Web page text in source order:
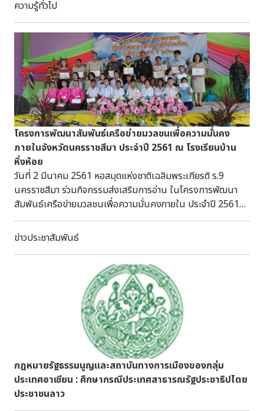
โบราณคดี พระพุทธรูปสำคัญของวัดคือ หลวงพ่อโต พระพุทธรูป
ลงรักปิดทอง ปางมารวิชัย สมัยกรุงศรีอยุธยา พระพุทธ
ไสยาสน์ (หลวงพ่อเพชร) นอกจากนี้ยังมีโกศบรรจุอัฐิหลวงพ่อ
พญากราย ซึ่งเป็นพระมอญธุดงค์มาจำพรรษา ที่วัดสิงห์ บนกุฏิ
ของวัดมีพิพิธภัณฑ์ เก็บรักษาของเก่า ได้แก่ ตุ่มสามโคก แท่น
บรรทมของพระบาทสมเด็จ พระพุทธเลิศหล้านภาลัย เมื่อครั้ง
เสด็จประพาสเมืองสามโคก ใบลานอักษรมอญ ตู้พระธรรม และ
พระพุทธรูป ด้านหน้าวัดสิงห์มีการขุดค้นพบโบราณสถานเตาโอ่ง
อ่าง ซึ่งถือ เป็นหลักฐานของการตั้งชุมชนมอญในสมัยแรกใน
บริเวณนี้นับแต่สมัยกรุงศรีอยุธยา กรมศิลปากรได้ประกาศขึ้น
ทะเบียนและกำหนดขอบเขตโบราณสถาน ประกาศในราชกิจจานุ
เบกษา เมื่อวันที่ ๑ กันยายน พ.ศ. ๒๕๓๕ เล่มที่ ๑๐๙ ตอนที่ ๑๐๙
๒. กรมศิลปากร สำนักศิลปากรที่ ๒ สุพรรณบุรี ได้รับการจัดสรร
งบประมาณโครงการฟื้นฟูบูรณะโบราณสถานที่ประสบอุทกภัย
โครงการบูรณะโบราณสถานวัดสิงห์ จำนวน ๑๒,๐๒๐,๐๐๐ บาท
โดยแบ่งเป็น ๒ โครงการ - โครงการงานบูรณะโบราณสถาน
จำนวนเงิน ๔,๔๕๐,๐๐๐ บาท - โครงการงานปรับยกระดับ (ปรับ
กันต์กนิษฐ์ ก่อสร้าง จำกัด เป็นผู้ดำเนินงาน ตามสัญญาจ้างเลข
ที่ ๑๒/๒๕๕๕ เริ่มสัญญาวันที่ ๑๘ กุมภาพันธ์ ๒๕๕๕ สิ้นสุดวันที่ ๑๕
สิงหาคม ๒๕๕๕ โดยมีนายเฉลิมศักดิ์ ทองมา นายช่างโยธาชำนาญ
งาน สำนักศิลปากรที่ ๒ สุพรรณบุรี เป็นผู้ควบคุมงาน ๓. เมื่อ
วันที่ ๒๙ พฤษภาคม ๒๕๕๕ เวลา ๒๑.๓๐ น. นายเฉลิมศักดิ์ ทองมา
ได้รับแจ้งจากตัวแทนบริษัทกันต์กนิษฐ์ ก่อสร้าง จำกัด ในเวลา
ประมาณ ๑๖.๓๐ น. ขณะที่คนงานอยู่ในช่วงพัก ไม่มีใครอยู่ภายใน
บริเวณอาคารกุฏิโบราณ ได้ยินเสียงพร้อมทั้งปูนฉาบของตัว
อาคารกะเทาะหลุดร่วงลงมา แล้วมุมอาคารด้านทิศตะวันออกเฉียง
ใต้ เกิดการทรุดตัวลง ทำให้กระเบื้องหลังคาและโครงสร้างหลังคา
เก็บรักษา พิพิธภัณฑสถานแห่งชาติ ถลาง “ครกบด” แป้ง เป็น
ส่วนประกอบหลักของอาหารไทยทั้งคาวหวานหลายชนิด เช่น
ขนมจีน ลอดช่อง และบัวลอย เป็นต้น ในอดีตไม่มีแป้งสำเร็จรูป
ขายหากต้องการใช้แป้งจะต้อง โม่เอง อุปกรณ์ที่ใช้โม่แป้งเรียกว่า
“ครกบด” ครกบดทำมาจากหินหรือซีเมนต์ มีหลายขนาดทั้งเล็ก
และใหญ่ ครกบดประกอบด้วย ๒ ส่วน คือ ตัวครกและฝาครก“ตัว
ครก” อยู่ด้านล่าง ขอบยกสูงและมีแอ่งล้อมรอบ ตรงกลางเรียกว่า
“ฟันครก” มีหน้าตัดเซาะเป็นร่อง กึ่งกลางตัวครกเป็นรูสำหรับใส่
เดือยยึดฝาครก “ฝาครก” ด้านล่างตรงกลางมีรูสำหรับสวมเดือย
หน้าตัดเซาะร่องเป็นฟันครก ด้านบนมีรูใช้ใส่ข้าวสารที่จะโม่ ด้าน
ข้างมีช่องสี่เหลี่ยมใช้ใส่มือครก ครกขนาดเล็กมีมือครก ๑ มือ
เรียก “ครกมือเดียว” ครกขนาดใหญ่มี ๒ มือ เรียก “ครกสองมือ”
วิธีการใช้ครกบด ต้องนำข้าวสารมาแช่น้ำให้พอง แล้วจึงค่อยๆ
หยอดข้าวสารลงรูซึ่งอยู่ที่ปากครกและหมุดครก ข้าวสารที่ถูกบด
ต้องหยอดน้ำช่วย แต่ถ้ามีน้ำมากกว่าข้าวแป้งก็จะเหลว และฟันครก
จะเสียดสีกันทำให้ทรายหรือซีเมนต์หลุดติดมากับแป้งได้ เมื่อใช้
ครกบดเสร็จแล้วจะต้องล้างให้สะอาดไม่ให้มีเศษแป้งติดอยู่ หากมี
แป้งติดอยู่จะทำให้ครกบูดเน่าได้ “ครกบด” เป็นของใช้คู่ครัวไทย
ในอดีตซึ่งใช้ในทุกภูมิภาค ในภาคใต้แถบจังหวัดพังงา เรียกว่า
“ครกสีหิน” ในปัจจุบันคนเลิกใช้ครกบดแล้วเพราะมีแป้งสำเร็จรูป
ขาย แต่หลายบ้านยังคงเก็บครกบดไว้ ซึ่งทำให้คนรุ่นใหม่ได้รู้จัก
และเรียนรู้วิถีชิวีตของคนในสมัยก่อนผ่านข้าวของเครื่องใช้ใน
อดีตอย่าง “ครกบด” เอกสารอ้างอิง - อุดม หนูทอง. “ครกบด.”
สารานุกรมวัฒนธรรมภาคใต้ พ.ศ.๒๕๔๒ เล่ม ๒.กรุงเทพ : บริษัท
สยามเพรส แมเนจเมนท์ จำกัด,๒๕๔๒.
ความรู้ทั่วไป
โครงการพัฒนาสัมพันธ์เครือข่ายมวลชนเพื่อความมั่นคง
ภายในจังหวัดนครราชสีมา ประจำปี 2561 ณ โรงเรียนบ้าน
หิ่งห้อย
วันที่ 2 มีนาคม 2561 หอสมุดแห่งชาติเฉลิมพระเกียรติ ร.9
นครราชสีมา ร่วมกิจกรรมส่งเสริมการอ่าน ในโครงการพัฒนา
สัมพันธ์เครือข่ายมวลชนเพื่อความมั่นคงภายใน ประจำปี 2561
ของกองอำนวยการรักษาความมั่นคงภายในจังหวัดนครราชสีมา
ณ โรงเรียนบ้านหิ่งห้อย ตำบลหนองแวง อำเภอเทพารักษ์
ข่าวประชาสัมพันธ์
กฎหมายรัฐธรรมนูญและสถาบันทางการเมืองของกลุ่ม
ประเทศอาเซียน : ศึกษากรณีประเทศสาธารณรัฐประชาธิปไตย
ประชาชนลาว